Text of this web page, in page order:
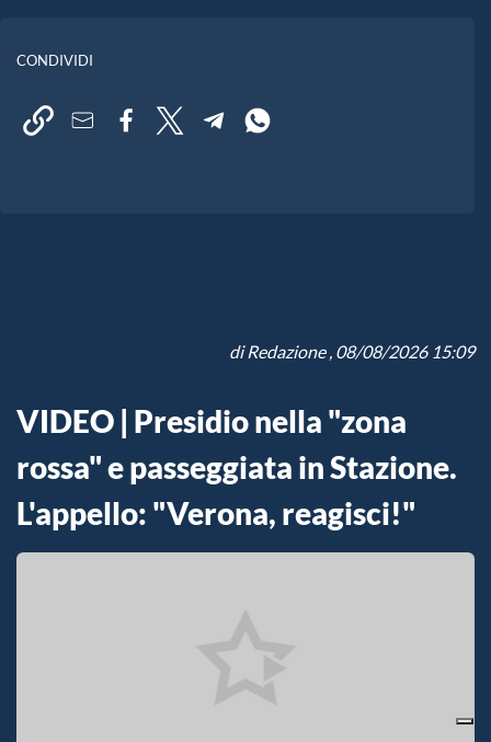
CONDIVIDI
diRedazione, 08/08/2026 15:09
VIDEO | Presidio nella "zona
rossa" e passeggiata in Stazione.
L'appello: "Verona, reagisci!"